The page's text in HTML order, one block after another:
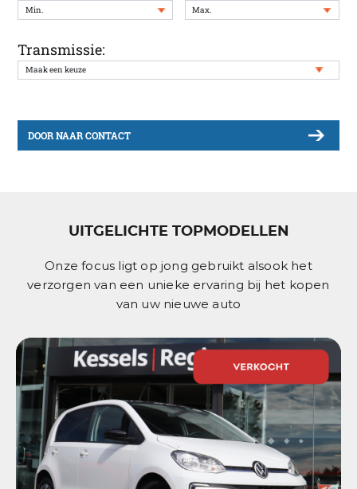
Transmissie:
DOOR NAAR CONTACT
UITGELICHTE TOPMODELLEN
Onze focus ligt op jong gebruikt alsook het
verzorgen van een unieke ervaring bij het kopen
van uw nieuwe auto